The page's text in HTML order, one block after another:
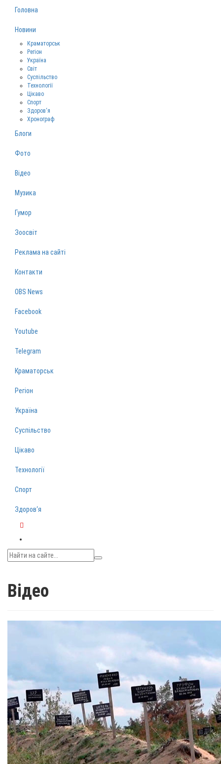
Головна
Новини
Краматорськ
Регіон
Україна
Світ
Суспільство
Технології
Цікаво
Спорт
Здоров‘я
Хронограф
Блоги
Фото
Відео
Музика
Гумор
Зоосвіт
Реклама на сайті
Контакти
OBS News
Facebook
Youtube
Telegram
Краматорськ
Регіон
Україна
Суспільство
Цікаво
Технології
Спорт
Здоров‘я
Відео